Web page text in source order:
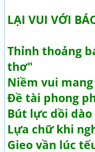
LẠI VUI VỚI
Thỉnh thoảng
thơ"
Niềm vui
Đề tài phong
Bút lực dồi
Lựa chữ khi
Gieo vần lúc